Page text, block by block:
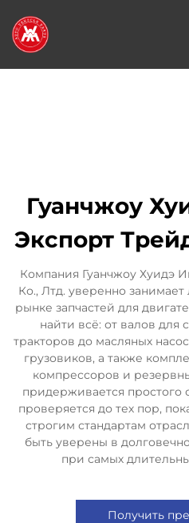
Гуанчжоу
Экспорт
Компания Гуанчжоу Хуидэ
Ко., Лтд. уверенно
рынке запчастей для
найти всё: от валов для
тракторов до масляных
грузовиков, а также
компрессоров и
придерживается простого
проверяется до тех пор,
строгим стандартам
быть уверены в
при самых
Получить